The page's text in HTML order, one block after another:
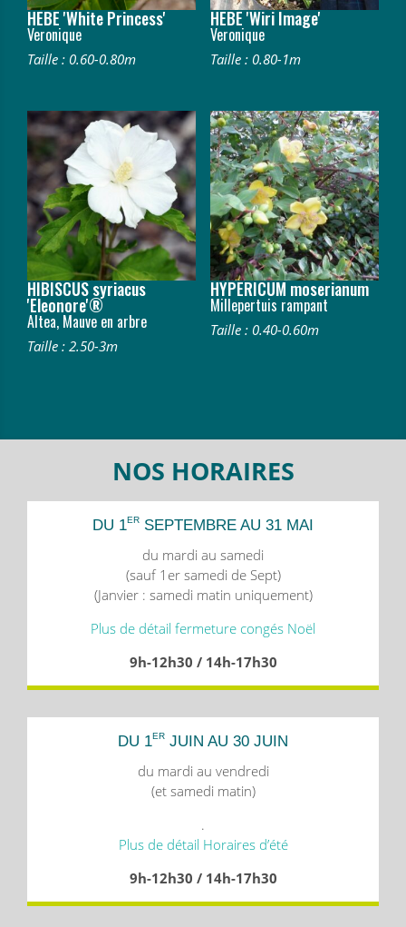
HEBE 'White Princess'
Veronique
Taille : 0.60-0.80m
HEBE 'Wiri Image'
Veronique
Taille : 0.80-1m
HIBISCUS syriacus
'Eleonore'®
Altea, Mauve en arbre
Taille : 2.50-3m
HYPERICUM moserianum
Millepertuis rampant
Taille : 0.40-0.60m
NOS HORAIRES
DU 1ER SEPTEMBRE AU 31 MAI
du mardi au samedi
(sauf 1er samedi de Sept)
(Janvier : samedi matin uniquement)
Plus de détail fermeture congés Noël
9h-12h30 / 14h-17h30
DU 1ER JUIN AU 30 JUIN
du mardi au vendredi
(et samedi matin)
.
Plus de détail Horaires d’été
9h-12h30 / 14h-17h30